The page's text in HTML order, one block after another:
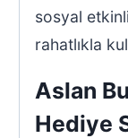
sosyal
rahatlıkla
Aslan
Hediye